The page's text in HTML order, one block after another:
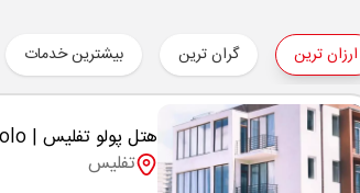
ارزان ترین گران ترین بیشترین خدمات
هتل پولو تفلیس | hotel polo
تفلیس